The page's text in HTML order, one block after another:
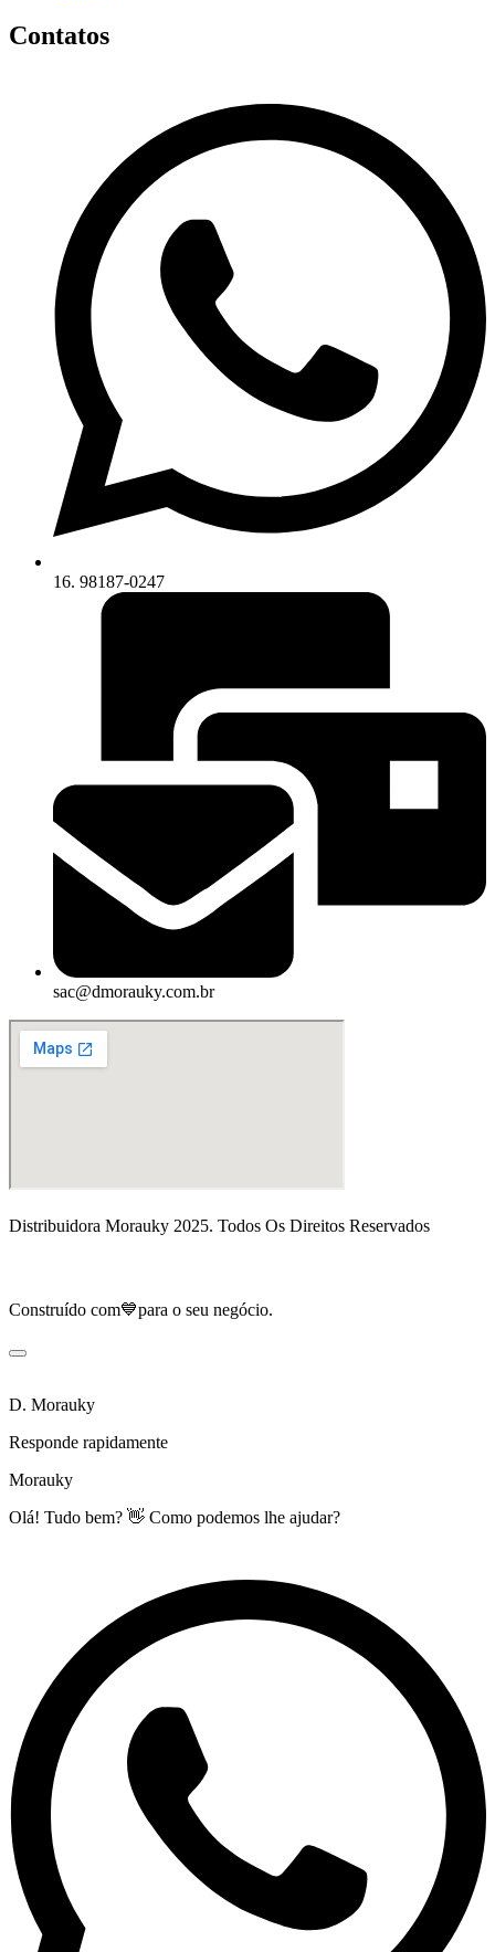
Contatos
16. 98187-0247
sac@dmorauky.com.br
Distribuidora Morauky 2025. Todos Os Direitos Reservados
Construído com💙para o seu negócio.
D. Morauky
Responde rapidamente
Morauky
Olá! Tudo bem? 👋 Como podemos lhe ajudar?